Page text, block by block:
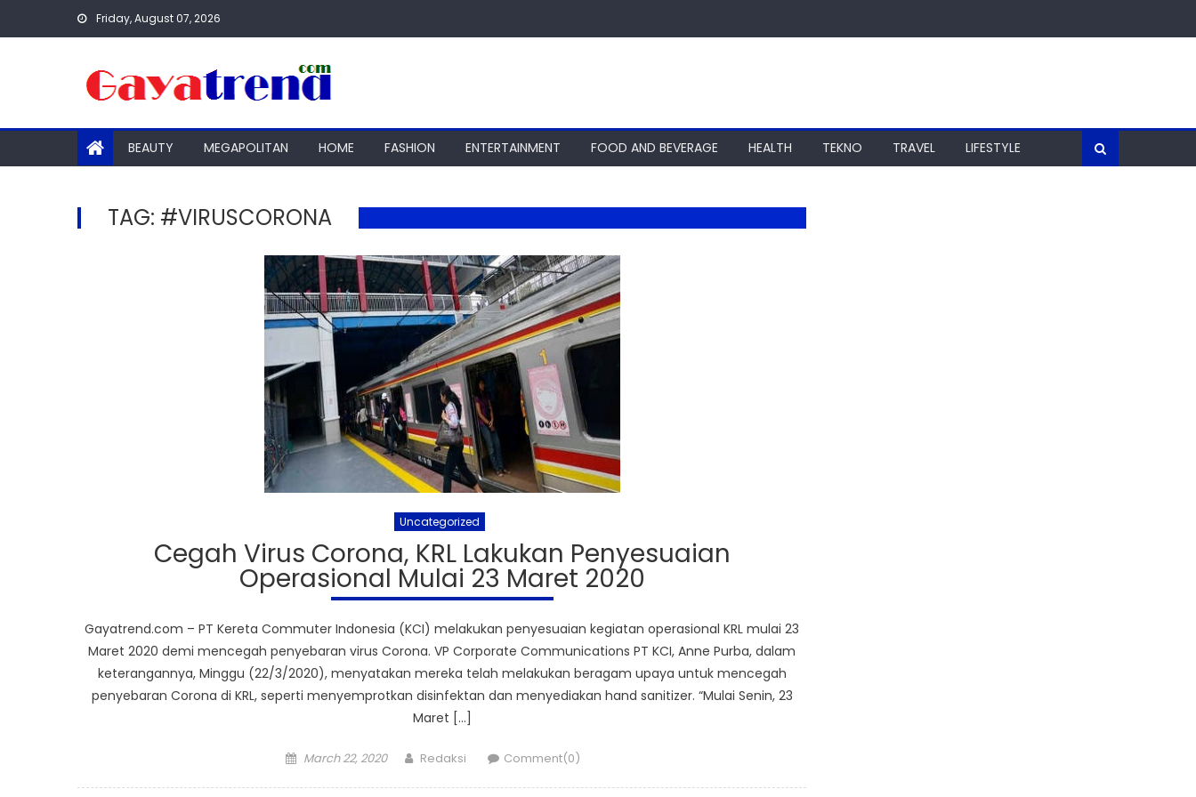
Friday, August 07, 2026
BEAUTY MEGAPOLITAN HOME FASHION ENTERTAINMENT FOOD AND BEVERAGE HEALTH TEKNO TRAVEL LIFESTYLE
TAG: #VIRUSCORONA
Uncategorized
Cegah Virus Corona, KRL Lakukan Penyesuaian
Operasional Mulai 23 Maret 2020
Gayatrend.com – PT Kereta Commuter Indonesia (KCI) melakukan penyesuaian kegiatan operasional KRL mulai 23
Maret 2020 demi mencegah penyebaran virus Corona. VP Corporate Communications PT KCI, Anne Purba, dalam
keterangannya, Minggu (22/3/2020), menyatakan mereka telah melakukan beragam upaya untuk mencegah
penyebaran Corona di KRL, seperti menyemprotkan disinfektan dan menyediakan hand sanitizer. “Mulai Senin, 23
Maret […]
Posted
March 22, 2020 Author
Redaksi Comment(0)